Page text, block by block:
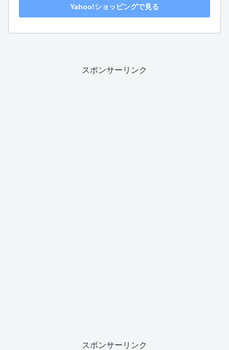
Yahoo!ショッピングで見る
スポンサーリンク
スポンサーリンク